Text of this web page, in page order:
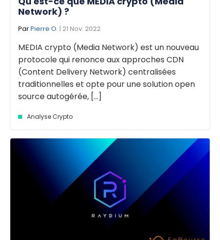
Network) ?
ParPierre O. | 21 Nov. 2022
MEDIA crypto (Media Network) est un nouveau
protocole qui renonce aux approches CDN
(Content Delivery Network) centralisées
traditionnelles et opte pour une solution open
source autogérée, [...]
Analyse Crypto